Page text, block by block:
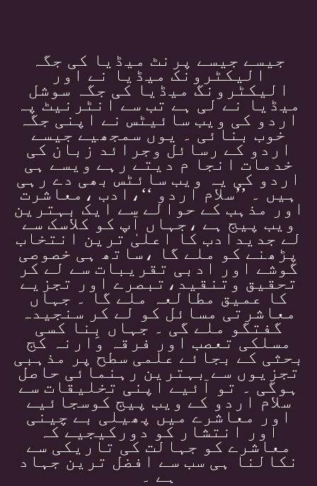
جیسے جیسے پرنٹ میڈیا کی جگہ
الیکٹرونک میڈیا نے اور
الیکٹرونگ میڈیا کی جگہ سوشل
میڈیا نے لی ہے تب سے انٹرنیٹ پہ
اردو کی ویب سائیٹس نے اپنی جگہ
خوب بنائی ۔ یوں سمجھیے جیسے
اردو کے رسائل وجرائد زبان کی
خدمات انجا م دیتے رہے ویسے ہی
اردو کی یہ ویب سائٹس بھی دے رہی
ہیں ۔ ’’سلام اردو ‘‘،ادب ،معاشرت
اور مذہب کے حوالے سے ایک بہترین
ویب پیج ہے ،جہاں آپ کو کلاسک سے
لے جدیدادب کا اعلیٰ ترین انتخاب
پڑھنے کو ملے گا ،ساتھ ہی خصوصی
گوشے اور ادبی تقریبات سے لے کر
تحقیق وتنقید،تبصرے اور تجزیے
کا عمیق مطالعہ ملے گا ۔ جہاں
معاشرتی مسائل کو لے کر سنجیدہ
گفتگو ملے گی ۔ جہاں بِنا کسی
مسلکی تعصب اور فرقہ وارنہ کج
بحثی کے بجائے علمی سطح پر مذہبی
تجزیوں سے بہترین رہنمائی حاصل
ہوگی ۔ تو آئیے اپنی تخلیقات سے
سلام اردو کے ویب پیج کوسجائیے
اور معاشرے میں پھیلی بے چینی
اور انتشار کو دورکیجیے کہ
معاشرے کو جہالت کی تاریکی سے
نکالنا ہی سب سے افضل ترین جہاد
ہے ۔